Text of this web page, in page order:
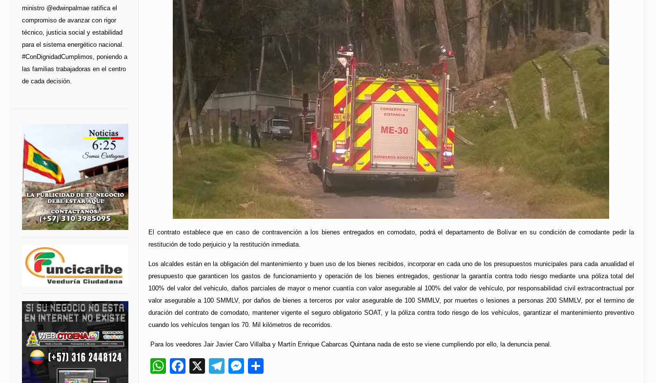
El contrato establece que en caso de contravención a los bienes entregados en comodato, podrá el departamento de Bolívar en su condición de comodante pedir la
restitución de todo perjuicio y la restitución inmediata.
Los alcaldes están en la obligación del mantenimiento y buen uso de los bienes recibidos, incorporar en cada uno de los presupuestos municipales para cada anualidad el
presupuesto que garanticen los gastos de funcionamiento y operación de los bienes entregados, gestionar la garantía contra todo riesgo mediante una póliza total del
100% del valor del vehiculo, daños parciales de mayor o menor cuantía con valor asegurable al 100% del valor de vehículo, por responsabilidad civil extracontractual por
valor asegurable a 100 SMMLV, por daños de bienes a terceros por valor asegurable de 100 SMMLV, por muertes o lesiones a personas 200 SMMLV, por el termino de
duración del contrato de comodato, mantener vigente el seguro obligatorio SOAT, y la póliza contra todo riesgo de los vehículos, garantizar el mantenimiento preventivo
cuando los vehículos tengan los 70. Mil kilómetros de recorridos.
Para los veedores Jair Javier Caro Villalba y Martín Enrique Cabarcas Quintana nada de esto se viene cumpliendo por ello, la denuncia penal.
WhatsApp
Facebook
X Telegram
Messenger
ministro @edwinpalmae ratifica el
compromiso de avanzar con rigor
técnico, justicia social y estabilidad
para el sistema energético nacional.
#ConDignidadCumplimos, poniendo a
las familias trabajadoras en el centro
de cada decisión.